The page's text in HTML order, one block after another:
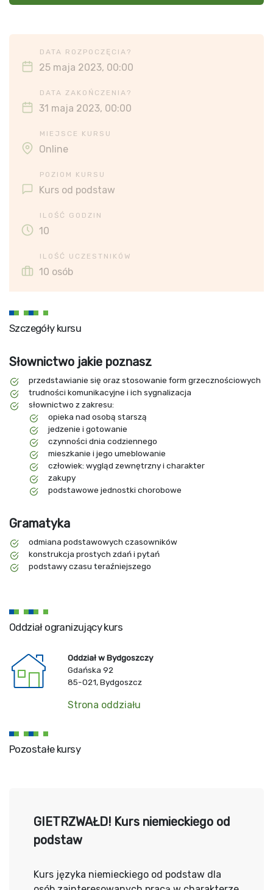
DATA ROZPOCZĘCIA?
25 maja 2023, 00:00
DATA ZAKOŃCZENIA?
31 maja 2023, 00:00
MIEJSCE KURSU
Online
POZIOM KURSU
Kurs od podstaw
ILOŚĆ GODZIN
10
ILOŚĆ UCZESTNIKÓW
10 osób
Szczegóły kursu
Słownictwo jakie poznasz
przedstawianie się oraz stosowanie form grzecznościowych
trudności komunikacyjne i ich sygnalizacja
słownictwo z zakresu:
opieka nad osobą starszą
jedzenie i gotowanie
czynności dnia codziennego
mieszkanie i jego umeblowanie
człowiek: wygląd zewnętrzny i charakter
zakupy
podstawowe jednostki chorobowe
Gramatyka
odmiana podstawowych czasowników
konstrukcja prostych zdań i pytań
podstawy czasu teraźniejszego
Oddział ogranizujący kurs
Oddział w Bydgoszczy
Gdańska 92
85-021, Bydgoszcz
Strona oddziału
Pozostałe kursy
GIETRZWAŁD! Kurs niemieckiego od
podstaw
Kurs języka niemieckiego od podstaw dla